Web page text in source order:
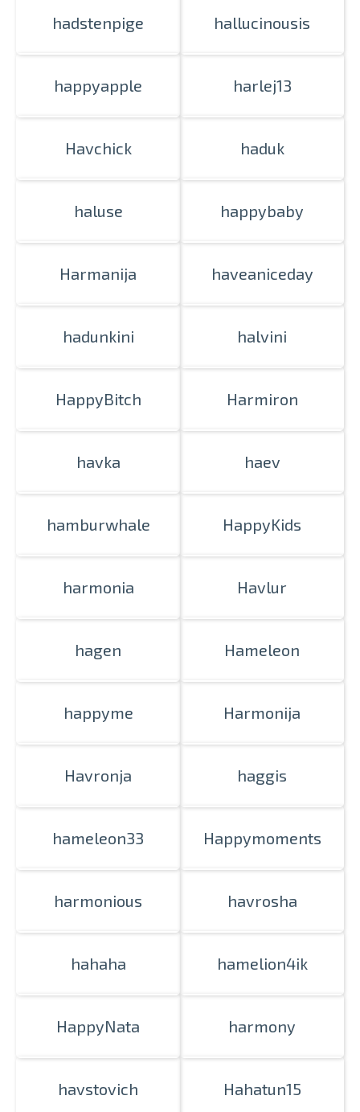
hadstenpige hallucinousis
happyapple harlej13
Havchick haduk
haluse happybaby
Harmanija haveaniceday
hadunkini halvini
HappyBitch Harmiron
havka haev
hamburwhale HappyKids
harmonia Havlur
hagen Hameleon
happyme Harmonija
Havronja haggis
hameleon33 Happymoments
harmonious havrosha
hahaha hamelion4ik
HappyNata harmony
havstovich Hahatun15